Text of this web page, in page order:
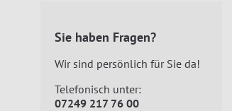
Sie haben Fragen?
Wir sind persönlich für Sie da!
Telefonisch unter:
07249 217 76 00